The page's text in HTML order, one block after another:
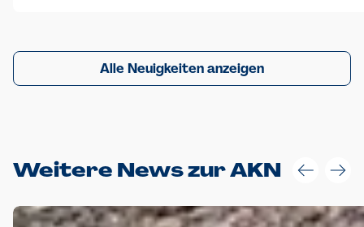
Alle Neuigkeiten anzeigen
Weitere News zur AKN